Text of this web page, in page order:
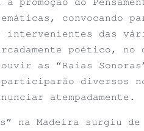
convocando
intervenientes das
poético,
as “Raias
diversos
atempadamente.
na Madeira surgiu